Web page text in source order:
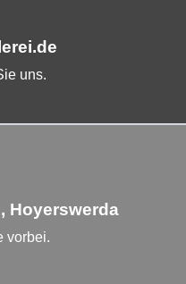
uns.
Hoyerswerda
vorbei.